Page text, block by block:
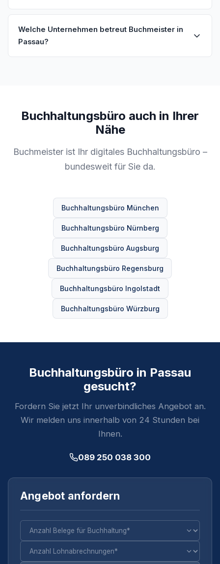
Welche Unternehmen betreut Buchmeister in
Passau?
Buchhaltungsbüro auch in Ihrer
Nähe
Buchmeister ist Ihr digitales Buchhaltungsbüro –
bundesweit für Sie da.
Buchhaltungsbüro München
Buchhaltungsbüro Nürnberg
Buchhaltungsbüro Augsburg
Buchhaltungsbüro Regensburg
Buchhaltungsbüro Ingolstadt
Buchhaltungsbüro Würzburg
Buchhaltungsbüro in Passau
gesucht?
Fordern Sie jetzt Ihr unverbindliches Angebot an.
Wir melden uns innerhalb von 24 Stunden bei
Ihnen.
089 250 038 300
Angebot anfordern